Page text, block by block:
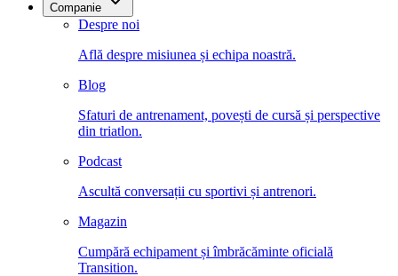
Companie
Despre noi
Află despre misiunea și echipa noastră.
Blog
Sfaturi de antrenament, povești de cursă și perspective
din triatlon.
Podcast
Ascultă conversații cu sportivi și antrenori.
Magazin
Cumpără echipament și îmbrăcăminte oficială
Transition.